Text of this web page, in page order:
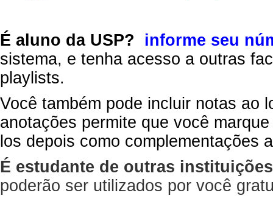
É aluno da USP?
informe seu
sistema, e tenha acesso a outras
playlists.
Você também pode incluir notas ao
anotações permite que você
los depois como complementações
É estudante de outras
poderão ser utilizados por você